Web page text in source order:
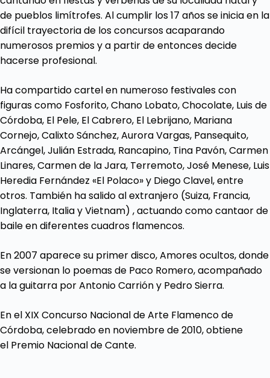
de pueblos limítrofes. Al cumplir los 17 años se inicia en la
difícil trayectoria de los concursos acaparando
numerosos premios y a partir de entonces decide
hacerse profesional.
Ha compartido cartel en numeroso festivales con
figuras como Fosforito, Chano Lobato, Chocolate, Luis de
Córdoba, El Pele, El Cabrero, El Lebrijano, Mariana
Cornejo, Calixto Sánchez, Aurora Vargas, Pansequito,
Arcángel, Julián Estrada, Rancapino, Tina Pavón, Carmen
Linares, Carmen de la Jara, Terremoto, José Menese, Luis
Heredia Fernández «El Polaco» y Diego Clavel, entre
otros. También ha salido al extranjero (Suiza, Francia,
Inglaterra, Italia y Vietnam) , actuando como cantaor de
baile en diferentes cuadros flamencos.
En 2007 aparece su primer disco, Amores ocultos, donde
se versionan lo poemas de Paco Romero, acompañado
a la guitarra por Antonio Carrión y Pedro Sierra.
En el XIX Concurso Nacional de Arte Flamenco de
Córdoba, celebrado en noviembre de 2010, obtiene
el Premio Nacional de Cante.